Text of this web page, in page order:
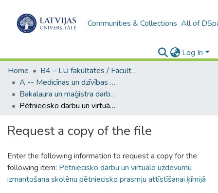
Communities & Collections All of
Log In
Home
B4 – LU fakultātes / Faculties of the UL
A -- Medicīnas un dzīvības zinātņu fakultāte / Faculty of Medicine and Life Sciences
Bakalaura un maģistra darbi (MDZF) / Bachelor's and Master's theses
Pētniecisko darbu un virtuālo uzdevumu izmantošana skolēnu pētniecisko prasmju attīstīšanai ķīmijā
Request a copy of the file
Enter the following information to request a copy for the
following item: Pētniecisko darbu un virtuālo uzdevumu
izmantošana skolēnu pētniecisko prasmju attīstīšanai ķīmijā